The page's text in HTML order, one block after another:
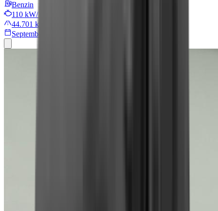
Benzin
110 kW/149 PS
44.701 km
September 2024